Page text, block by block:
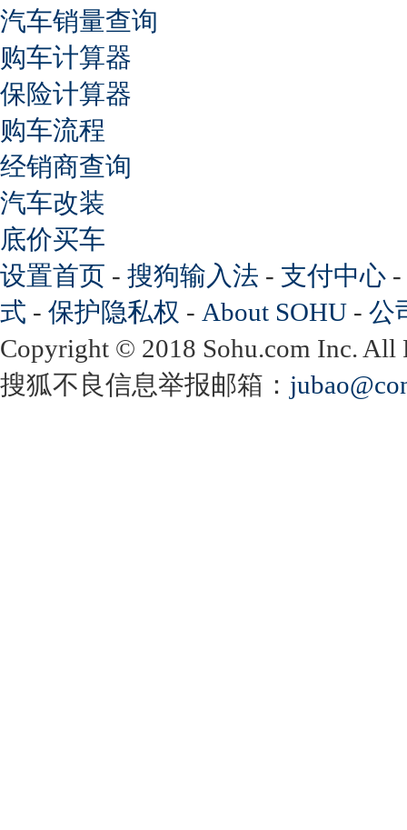
汽车销量查询
购车计算器
保险计算器
购车流程
经销商查询
汽车改装
底价买车
设置首页 - 搜狗输入法 - 支付中心 -
式 - 保护隐私权 - About SOHU - 公
Copyright © 2018 Sohu.com Inc.
搜狐不良信息举报邮箱：